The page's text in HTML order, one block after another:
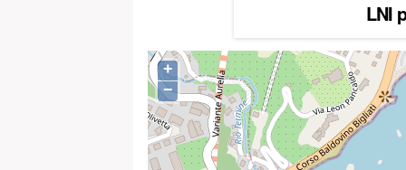
LNI
+
−